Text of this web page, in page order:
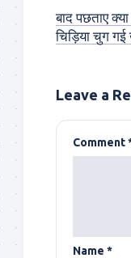
बाद पछताए
चिड़िया चुग गई
Leave a
Comment
Name *